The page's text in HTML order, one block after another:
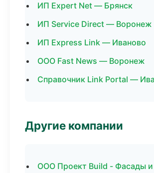
ИП Expert Net — Брянск
ИП Service Direct — Воронеж
ИП Express Link — Иваново
ООО Fast News — Воронеж
Справочник Link Portal —
Другие компании
ООО Проект Build - Фасады и